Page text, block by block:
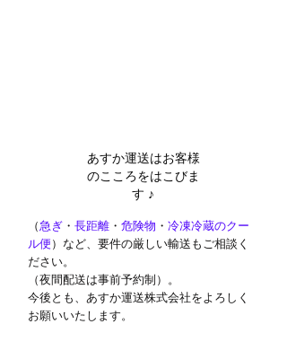
あすか運送はお客様
のこころをはこびま
す ♪
（急ぎ ・ 長距離 ・ 危険物 ・ 冷凍冷蔵のクー
ル便 ）など、要件の厳しい輸送もご相談く
ださい。
（夜間配送は事前予約制）。
今後とも、あすか運送株式会社をよろしく
お願いいたします。